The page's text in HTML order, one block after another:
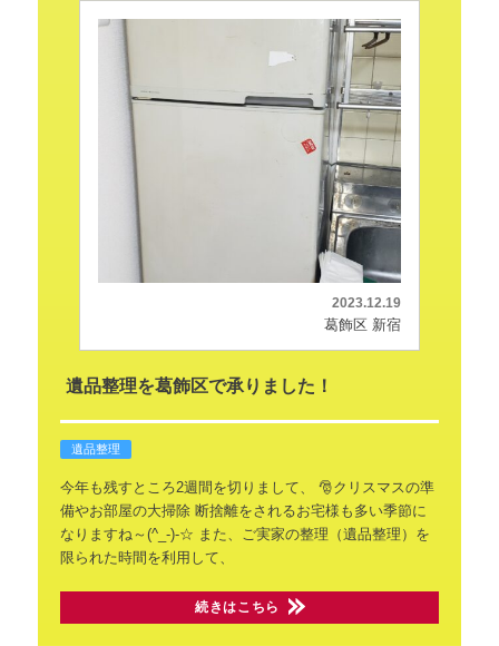
2023.12.19
葛飾区 新宿
遺品整理を葛飾区で承りました！
遺品整理
今年も残すところ2週間を切りまして、
🎅クリスマスの準
備やお部屋の大掃除断捨離をされるお宅様も多い季節に
なりますね～(^_-)-☆ また、ご実家の整理（遺品整理）を
限られた時間を利用して、
続きはこちら